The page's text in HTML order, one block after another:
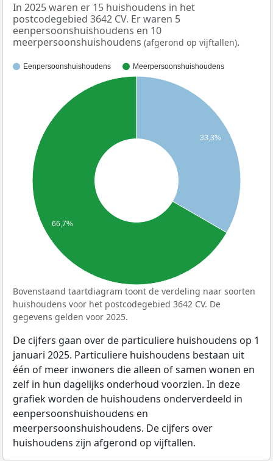
In 2025 waren er 15 huishoudens in het
postcodegebied 3642 CV. Er waren 5
eenpersoonshuishoudens en 10
meerpersoonshuishoudens (afgerond op vijftallen).
Eenpersoonshuishoudens Meerpersoonshuishoudens
33,3%
66,7%
Bovenstaand taartdiagram toont de verdeling naar soorten
huishoudens voor het postcodegebied 3642 CV. De
gegevens gelden voor 2025.
De cijfers gaan over de particuliere huishoudens op 1
januari 2025. Particuliere huishoudens bestaan uit
één of meer inwoners die alleen of samen wonen en
zelf in hun dagelijks onderhoud voorzien. In deze
grafiek worden de huishoudens onderverdeeld in
eenpersoonshuishoudens en
meerpersoonshuishoudens. De cijfers over
huishoudens zijn afgerond op vijftallen.